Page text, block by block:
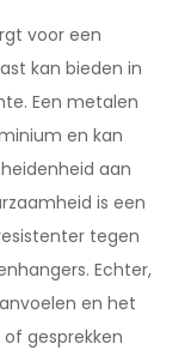
voor een
kan bieden in
Een metalen
en kan
aan
is een
tegen
Echter,
en het
gesprekken